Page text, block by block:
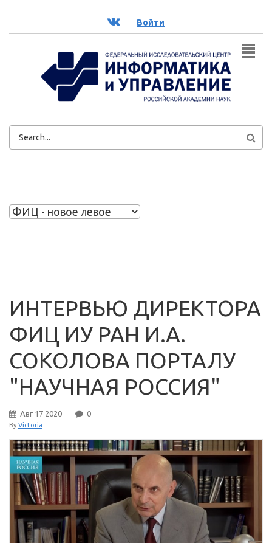
ВК Войти
ФОРМА
ИНТЕРВЬЮ ДИРЕКТОРА
ФИЦ ИУ РАН И.А.
СОКОЛОВА ПОРТАЛУ
"НАУЧНАЯ РОССИЯ"
Авг 17 2020 0
By Victoria